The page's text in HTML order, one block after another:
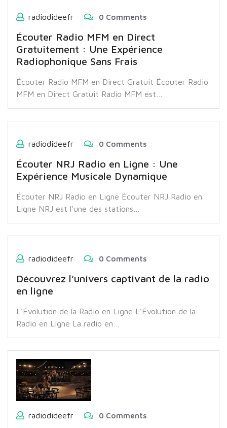
radiodideefr 0 Comments
Écouter Radio MFM en Direct
Gratuitement : Une Expérience
Radiophonique Sans Frais
Écouter Radio MFM en Direct Gratuit Écouter Radio
MFM en Direct Gratuit Radio MFM est…
radiodideefr 0 Comments
Écouter NRJ Radio en Ligne : Une
Expérience Musicale Dynamique
Écouter NRJ Radio en Ligne Écouter NRJ Radio en
Ligne NRJ est l'une des stations…
radiodideefr 0 Comments
Découvrez l’univers captivant de la radio
en ligne
L'Évolution de la Radio en Ligne L'Évolution de la
Radio en Ligne La radio en…
radiodideefr 0 Comments